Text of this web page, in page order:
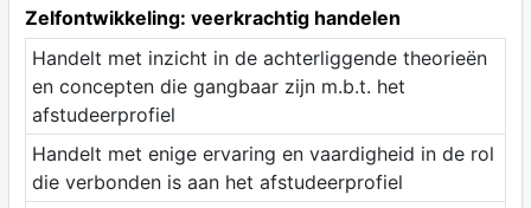
Zelfontwikkeling: veerkrachtig handelen
Handelt met inzicht in de achterliggende theorieën
en concepten die gangbaar zijn m.b.t. het
afstudeerprofiel
Handelt met enige ervaring en vaardigheid in de rol
die verbonden is aan het afstudeerprofiel